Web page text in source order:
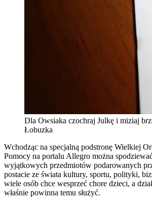
Dla Owsiaka czochraj Julkę i miziaj
Łobuzka
Wchodząc na specjalną podstronę Wielkiej
Pomocy na portalu Allegro można
wyjątkowych przedmiotów podarowanych
postacie ze świata kultury, sportu, polityki,
wiele osób chce wesprzeć chore dzieci, a
właśnie powinna temu służyć.